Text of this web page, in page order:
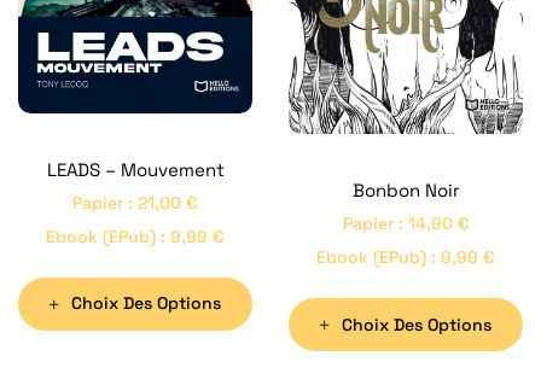
LEADS – Mouvement
Papier : 21,00 €
Ebook (ePub) : 9,99 €
Choix Des Options
Bonbon Noir
Papier: 14,90 €
Ebook (ePub) : 9,99 €
Choix Des Options